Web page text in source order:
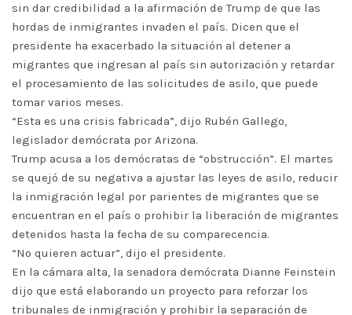
sin dar credibilidad a la afirmación de Trump de que las
hordas de inmigrantes invaden el país. Dicen que el
presidente ha exacerbado la situación al detener a
migrantes que ingresan al país sin autorización y retardar
el procesamiento de las solicitudes de asilo, que puede
tomar varios meses.
“Esta es una crisis fabricada”, dijo Rubén Gallego,
legislador demócrata por Arizona.
Trump acusa a los demócratas de “obstrucción”. El martes
se quejó de su negativa a ajustar las leyes de asilo, reducir
la inmigración legal por parientes de migrantes que se
encuentran en el país o prohibir la liberación de migrantes
detenidos hasta la fecha de su comparecencia.
“No quieren actuar”, dijo el presidente.
En la cámara alta, la senadora demócrata Dianne Feinstein
dijo que está elaborando un proyecto para reforzar los
tribunales de inmigración y prohibir la separación de